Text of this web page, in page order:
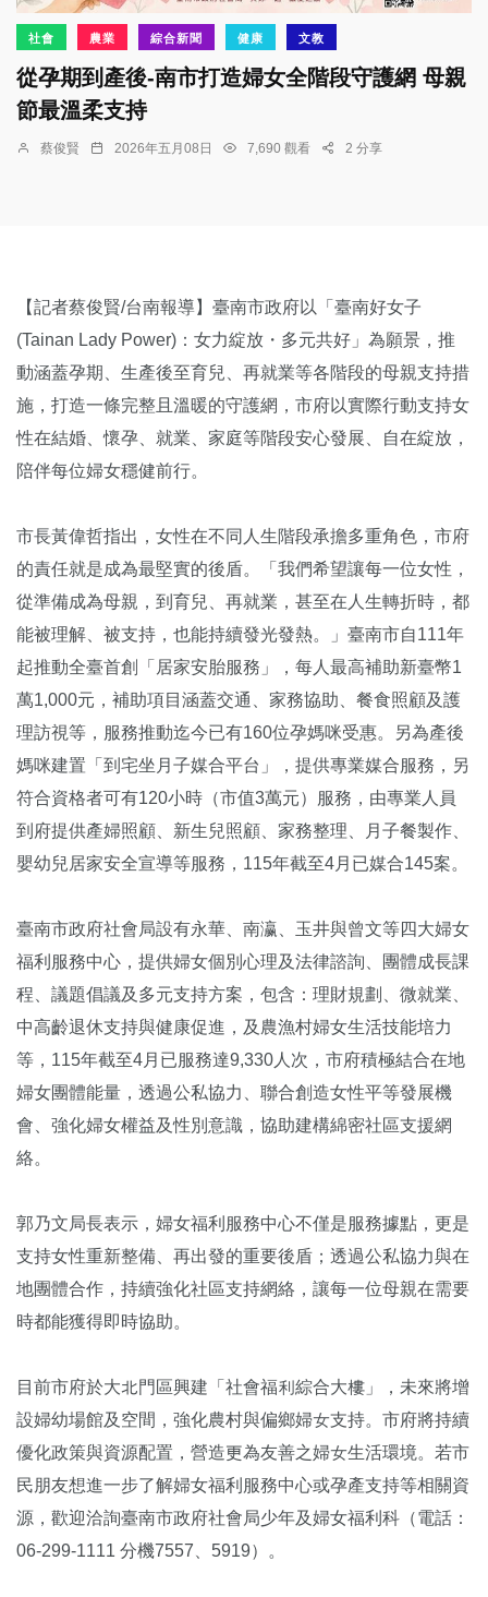
社會 農業 綜合新聞 健康 文教
從孕期到產後-南市打造婦女全階段守護網 母親
節最溫柔支持
蔡俊賢 2026年五月08日 7,690 觀看 2 分享
【記者蔡俊賢/台南報導】臺南市政府以「臺南好女子
(Tainan Lady Power)：女力綻放・多元共好」為願景，推
動涵蓋孕期、生產後至育兒、再就業等各階段的母親支持措
施，打造一條完整且溫暖的守護網，市府以實際行動支持女
性在結婚、懷孕、就業、家庭等階段安心發展、自在綻放，
陪伴每位婦女穩健前行。
市長黃偉哲指出，女性在不同人生階段承擔多重角色，市府
的責任就是成為最堅實的後盾。「我們希望讓每一位女性，
從準備成為母親，到育兒、再就業，甚至在人生轉折時，都
能被理解、被支持，也能持續發光發熱。」臺南市自111年
起推動全臺首創「居家安胎服務」，每人最高補助新臺幣1
萬1,000元，補助項目涵蓋交通、家務協助、餐食照顧及護
理訪視等，服務推動迄今已有160位孕媽咪受惠。另為產後
媽咪建置「到宅坐月子媒合平台」，提供專業媒合服務，另
符合資格者可有120小時（市值3萬元）服務，由專業人員
到府提供產婦照顧、新生兒照顧、家務整理、月子餐製作、
嬰幼兒居家安全宣導等服務，115年截至4月已媒合145案。
臺南市政府社會局設有永華、南瀛、玉井與曾文等四大婦女
福利服務中心，提供婦女個別心理及法律諮詢、團體成長課
程、議題倡議及多元支持方案，包含：理財規劃、微就業、
中高齡退休支持與健康促進，及農漁村婦女生活技能培力
等，115年截至4月已服務達9,330人次，市府積極結合在地
婦女團體能量，透過公私協力、聯合創造女性平等發展機
會、強化婦女權益及性別意識，協助建構綿密社區支援網
絡。
郭乃文局長表示，婦女福利服務中心不僅是服務據點，更是
支持女性重新整備、再出發的重要後盾；透過公私協力與在
地團體合作，持續強化社區支持網絡，讓每一位母親在需要
時都能獲得即時協助。
目前市府於大北門區興建「社會福利綜合大樓」，未來將增
設婦幼場館及空間，強化農村與偏鄉婦女支持。市府將持續
優化政策與資源配置，營造更為友善之婦女生活環境。若市
民朋友想進一步了解婦女福利服務中心或孕產支持等相關資
源，歡迎洽詢臺南市政府社會局少年及婦女福利科（電話：
06-299-1111 分機7557、5919）。